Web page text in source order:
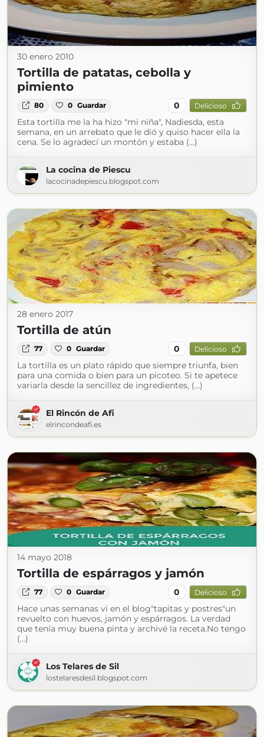
30 enero 2010
Tortilla de patatas, cebolla y
pimiento
80 0 Guardar 0 Delicioso
Esta tortilla me la ha hizo "mi niña", Nadiesda, esta
semana, en un arrebato que le dió y quiso hacer ella la
cena. Se lo agradecí un montón y estaba (...)
La cocina de Piescu
lacocinadepiescu.blogspot.com
28 enero 2017
Tortilla de atún
77 0 Guardar 0 Delicioso
La tortilla es un plato rápido que siempre triunfa, bien
para una comida o bien para un picoteo. Si te apetece
variarla desde la sencillez de ingredientes, (...)
El Rincón de Afi
elrincondeafi.es
14 mayo 2018
Tortilla de espárragos y jamón
77 0 Guardar 0 Delicioso
Hace unas semanas vi en el blog"tapitas y postres"un
revuelto con huevos, jamón y espárragos. La verdad
que tenía muy buena pinta y archivé la receta.No tengo
(...)
Los Telares de Sil
lostelaresdesil.blogspot.com